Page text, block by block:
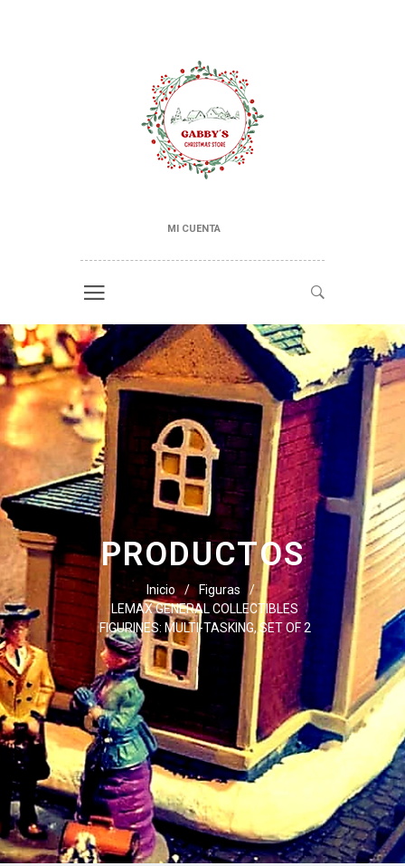
MI CUENTA
PRODUCTOS
Inicio / Figuras
/
LEMAX GENERAL COLLECTIBLES
FIGURINES: MULTI-TASKING, SET OF 2